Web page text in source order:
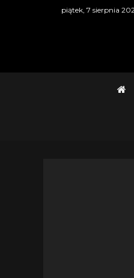
piątek, 7 sierpnia